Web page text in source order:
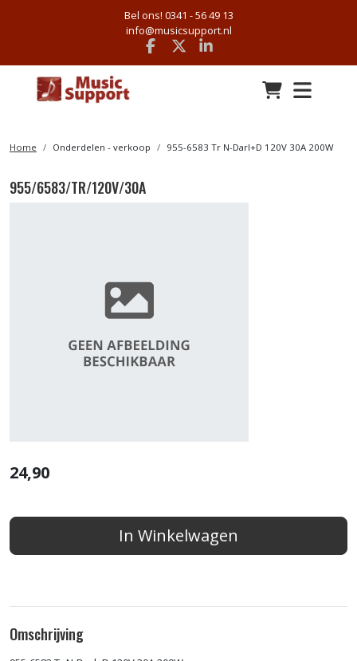
Bel ons! 0341 - 56 49 13
info@musicsupport.nl
Facebook
x linkedin
Home Onderdelen - verkoop 955-6583 Tr N-Darl+D 120V 30A 200W
955/6583/TR/120V/30A
24,90
In Winkelwagen
Omschrijving